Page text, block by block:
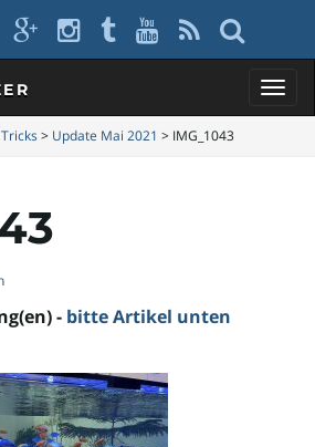
> Update Mai 2021 > IMG_1043
- bitte Artikel unten